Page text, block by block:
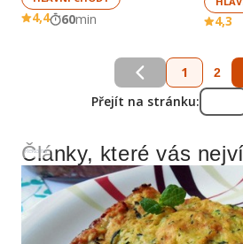
4,4 60min 4,3
1 2
Přejít na stránku:
Reklama
Články, které vás